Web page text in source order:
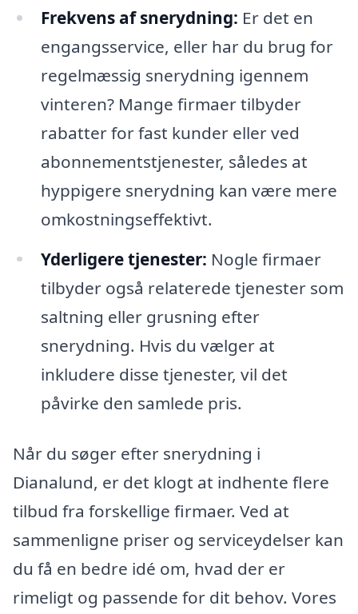
Frekvens af snerydning: Er det en
engangsservice, eller har du brug for
regelmæssig snerydning igennem
vinteren? Mange firmaer tilbyder
rabatter for fast kunder eller ved
abonnementstjenester, således at
hyppigere snerydning kan være mere
omkostningseffektivt.
Yderligere tjenester: Nogle firmaer
tilbyder også relaterede tjenester som
saltning eller grusning efter
snerydning. Hvis du vælger at
inkludere disse tjenester, vil det
påvirke den samlede pris.
Når du søger efter snerydning i
Dianalund, er det klogt at indhente flere
tilbud fra forskellige firmaer. Ved at
sammenligne priser og serviceydelser kan
du få en bedre idé om, hvad der er
rimeligt og passende for dit behov. Vores